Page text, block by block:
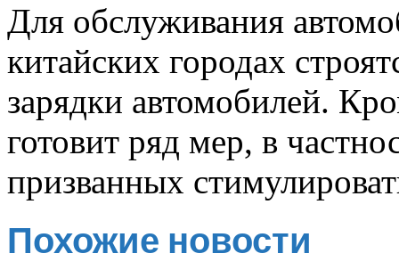
Для обслуживания
китайских городах
зарядки автомобилей.
готовит ряд мер, в
призванных
Похожие новости